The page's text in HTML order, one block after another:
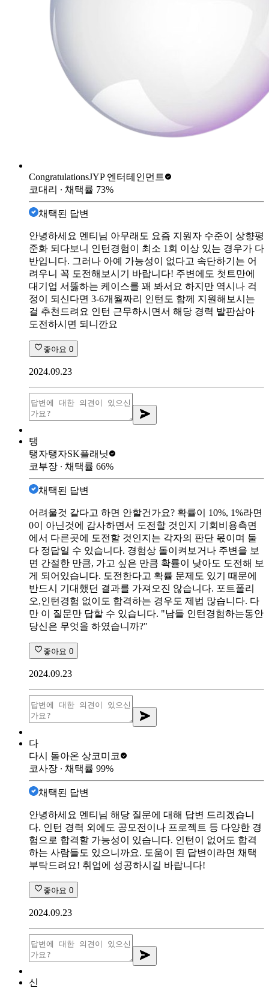
CongratulationsJYP 엔터테인먼트
코대리 ∙ 채택률 73%
채택된 답변
안녕하세요 멘티님 아무래도 요즘 지원자 수준이 상향평
준화 되다보니 인턴경험이 최소 1회 이상 있는 경우가 다
반입니다. 그러나 아예 가능성이 없다고 속단하기는 어
려우니 꼭 도전해보시기 바랍니다! 주변에도 첫트만에
대기업 서뚫하는 케이스를 꽤 봐서요 하지만 역시나 걱
정이 되신다면 3-6개월짜리 인턴도 함께 지원해보시는
걸 추천드려요 인턴 근무하시면서 해당 경력 발판삼아
도전하시면 되니깐요
좋아요 0
2024.09.23
탱
탱자탱자SK플래닛
코부장 ∙ 채택률 66%
채택된 답변
어려울것 같다고 하면 안할건가요? 확률이 10%, 1%라면
0이 아닌것에 감사하면서 도전할 것인지 기회비용측면
에서 다른곳에 도전할 것인지는 각자의 판단 몫이며 둘
다 정답일 수 있습니다. 경험상 돌이켜보거나 주변을 보
면 간절한 만큼, 가고 싶은 만큼 확률이 낮아도 도전해 보
게 되어있습니다. 도전한다고 확률 문제도 있기 때문에
반드시 기대했던 결과를 가져오진 않습니다. 포트폴리
오,인턴경험 없이도 합격하는 경우도 제법 많습니다. 다
만 이 질문만 답할 수 있습니다. "남들 인턴경험하는동안
당신은 무엇을 하였습니까?"
좋아요 0
2024.09.23
다
다시 돌아온 상코미코
코사장 ∙ 채택률 99%
채택된 답변
안녕하세요 멘티님 해당 질문에 대해 답변 드리겠습니
다. 인턴 경력 외에도 공모전이나 프로젝트 등 다양한 경
험으로 합격할 가능성이 있습니다. 인턴이 없어도 합격
하는 사람들도 있으니까요. 도움이 된 답변이라면 채택
부탁드려요! 취업에 성공하시길 바랍니다!
좋아요 0
2024.09.23
신